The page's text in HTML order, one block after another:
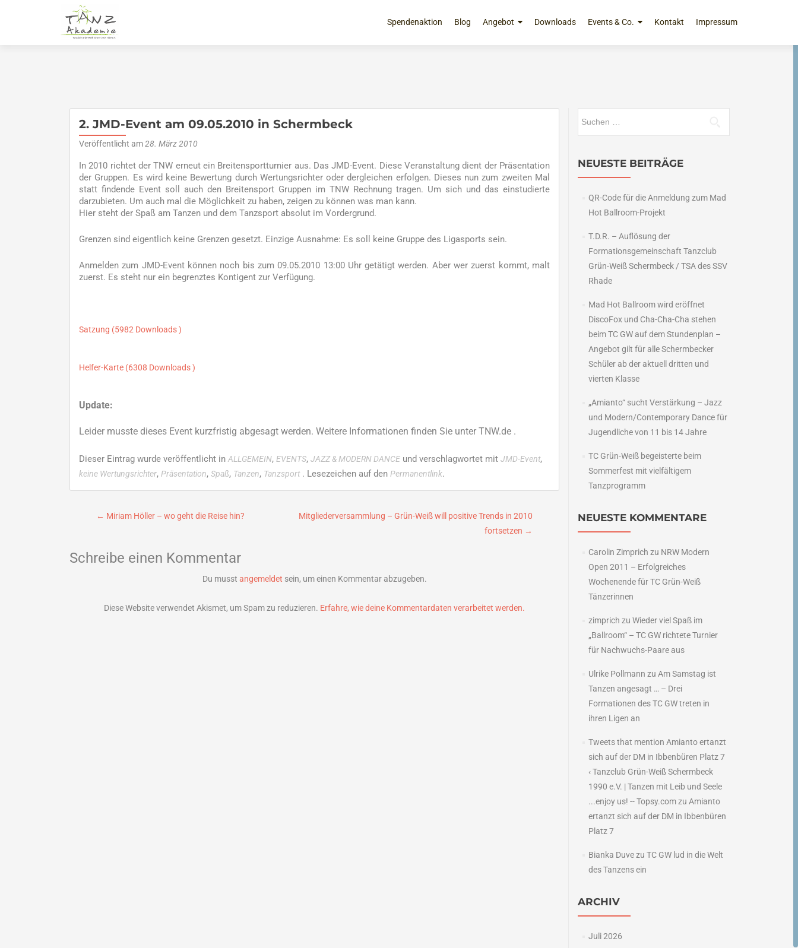
Inhalt
Spendenaktion Blog Angebot Downloads Events & Co. Kontakt Impressum
2. JMD-Event am 09.05.2010 in Schermbeck
Veröffentlicht am28. März 2010
In 2010 richtet der TNW erneut ein Breitensportturnier aus. Das JMD-Event. Diese Veranstaltung dient der Präsentation
der Gruppen. Es wird keine Bewertung durch Wertungsrichter oder dergleichen erfolgen. Dieses nun zum zweiten Mal
statt findende Event soll auch den Breitensport Gruppen im TNW Rechnung tragen. Um sich und das einstudierte
darzubieten. Um auch mal die Möglichkeit zu haben, zeigen zu können was man kann.
Hier steht der Spaß am Tanzen und dem Tanzsport absolut im Vordergrund.
Grenzen sind eigentlich keine Grenzen gesetzt. Einzige Ausnahme: Es soll keine Gruppe des Ligasports sein.
Anmelden zum JMD-Event können noch bis zum 09.05.2010 13:00 Uhr getätigt werden. Aber wer zuerst kommt, malt
zuerst. Es steht nur ein begrenztes Kontigent zur Verfügung.
Satzung (5982 Downloads )
Helfer-Karte (6308 Downloads )
Update:
Leider musste dieses Event kurzfristig abgesagt werden. Weitere Informationen finden Sie unter TNW.de .
Dieser Eintrag wurde veröffentlicht in ALLGEMEIN, EVENTS, JAZZ & MODERN DANCE und verschlagwortet mit JMD-Event,
keine Wertungsrichter, Präsentation, Spaß, Tanzen, Tanzsport. Lesezeichen auf den Permanentlink.
Beitragsnavigation
← Miriam Höller – wo geht die Reise hin?
Mitgliederversammlung – Grün-Weiß will positive Trends in 2010
fortsetzen →
Schreibe einen Kommentar
Du musst angemeldet sein, um einen Kommentar abzugeben.
Diese Website verwendet Akismet, um Spam zu reduzieren. Erfahre, wie deine Kommentardaten verarbeitet werden.
NEUESTE BEITRÄGE
QR-Code für die Anmeldung zum Mad
Hot Ballroom-Projekt
T.D.R. – Auflösung der
Formationsgemeinschaft Tanzclub
Grün-Weiß Schermbeck / TSA des SSV
Rhade
Mad Hot Ballroom wird eröffnet
DiscoFox und Cha-Cha-Cha stehen
beim TC GW auf dem Stundenplan –
Angebot gilt für alle Schermbecker
Schüler ab der aktuell dritten und
vierten Klasse
„Amianto“ sucht Verstärkung – Jazz
und Modern/Contemporary Dance für
Jugendliche von 11 bis 14 Jahre
TC Grün-Weiß begeisterte beim
Sommerfest mit vielfältigem
Tanzprogramm
NEUESTE KOMMENTARE
Carolin Zimprich zu NRW Modern
Open 2011 – Erfolgreiches
Wochenende für TC Grün-Weiß
Tänzerinnen
zimprich zu Wieder viel Spaß im
„Ballroom“ – TC GW richtete Turnier
für Nachwuchs-Paare aus
Ulrike Pollmann zu Am Samstag ist
Tanzen angesagt … – Drei
Formationen des TC GW treten in
ihren Ligen an
Tweets that mention Amianto ertanzt
sich auf der DM in Ibbenbüren Platz 7
‹ Tanzclub Grün-Weiß Schermbeck
1990 e.V. | Tanzen mit Leib und Seele
...enjoy us! -- Topsy.comzu Amianto
ertanzt sich auf der DM in Ibbenbüren
Platz 7
Bianka Duvezu TC GW lud in die Welt
des Tanzens ein
ARCHIV
Juli 2026